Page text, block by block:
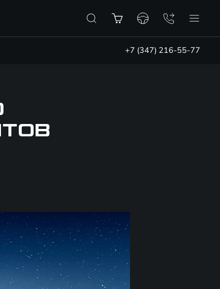
+7 (347) 216-55-77